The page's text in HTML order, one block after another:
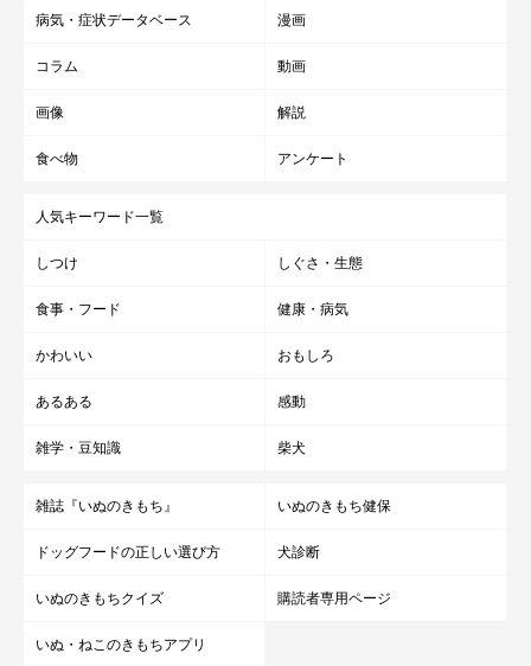
病気・症状データベース 漫画
コラム 動画
画像 解説
食べ物 アンケート
人気キーワード一覧
しつけ しぐさ・生態
食事・フード 健康・病気
かわいい おもしろ
あるある 感動
雑学・豆知識 柴犬
雑誌『いぬのきもち』 いぬのきもち健保
ドッグフードの正しい選び方 犬診断
いぬのきもちクイズ 購読者専用ページ
いぬ・ねこのきもちアプリ